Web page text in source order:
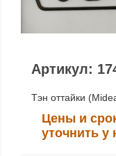
Артикул:
Тэн оттайки
Цены и
уточнить